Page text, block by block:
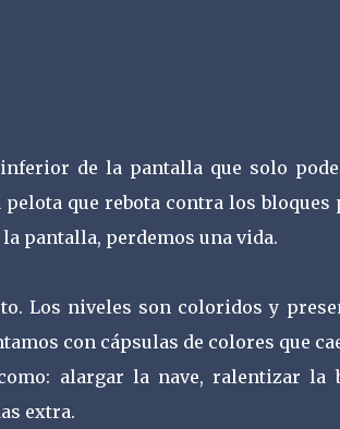
de la pantalla que solo
que rebota contra los bloques
pantalla, perdemos una vida.
Los niveles son coloridos y
con cápsulas de colores que
alargar la nave, ralentizar la
extra.